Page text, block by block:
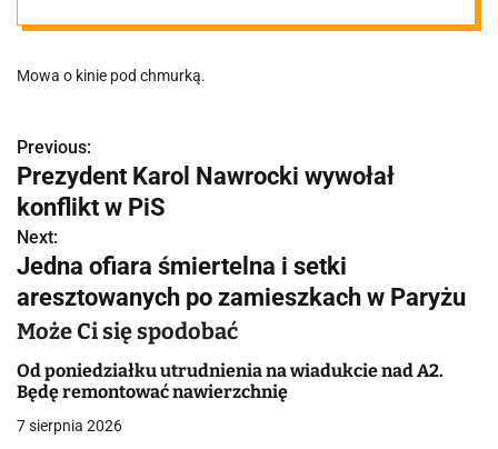
darmo!
Mowa o kinie pod chmurką.
N
a
w
i
g
a
c
Previous:
Prezydent Karol Nawrocki wywołał
konflikt w PiS
Next:
Jedna ofiara śmiertelna i setki
aresztowanych po zamieszkach w Paryżu
Może Ci się spodobać
Od poniedziałku utrudnienia na wiadukcie nad A2.
Będę remontować nawierzchnię
7 sierpnia 2026